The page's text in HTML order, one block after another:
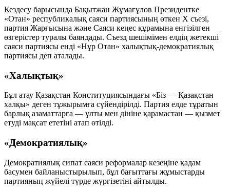
Кездесу барысында Бақытжан Жұмағұлов Президентке
«Отан» республикалық саяси партиясының өткен X съезі,
партия Жарғысына және Саяси кеңес құрамына енгізілген
өзгерістер туралы баяндады. Съезд шешімімен елдің жетекші
саяси партиясы енді «Нұр Отан» халықтық-демократиялық
партиясы деп аталады.
«Халықтық»
Бұл атау Қазақстан Конституциясындағы «Біз — Қазақстан
халқы» деген тұжырымға сүйендірілді. Партия елде тұратын
барлық азаматтарға — ұлты мен дініне қарамастан — қызмет
етуді мақсат ететіні атап өтілді.
«Демократиялық»
Демократиялық сипат саяси реформалар кезеңіне қадам
басумен байланыстырылып, бұл бағыттағы жұмыстарды
партияның жүйелі түрде жүргізетіні айтылды.